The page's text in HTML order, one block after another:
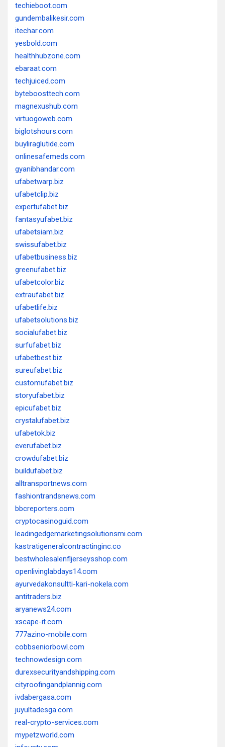
techieboot.com
gundembalikesir.com
itechar.com
yesbold.com
healthhubzone.com
ebaraat.com
techjuiced.com
byteboosttech.com
magnexushub.com
virtuogoweb.com
biglotshours.com
buyliraglutide.com
onlinesafemeds.com
gyanibhandar.com
ufabetwarp.biz
ufabetclip.biz
expertufabet.biz
fantasyufabet.biz
ufabetsiam.biz
swissufabet.biz
ufabetbusiness.biz
greenufabet.biz
ufabetcolor.biz
extraufabet.biz
ufabetlife.biz
ufabetsolutions.biz
socialufabet.biz
surfufabet.biz
ufabetbest.biz
sureufabet.biz
customufabet.biz
storyufabet.biz
epicufabet.biz
crystalufabet.biz
ufabetok.biz
everufabet.biz
crowdufabet.biz
buildufabet.biz
alltransportnews.com
fashiontrandsnews.com
bbcreporters.com
cryptocasinoguid.com
leadingedgemarketingsolutionsmi.com
kastratigeneralcontractinginc.co
bestwholesalenfljerseysshop.com
openlivinglabdays14.com
ayurvedakonsultti-kari-nokela.com
antitraders.biz
aryanews24.com
xscape-it.com
777azino-mobile.com
cobbseniorbowl.com
technowdesign.com
durexsecurityandshipping.com
cityroofingandplannig.com
ivdabergasa.com
juyultadesga.com
real-crypto-services.com
mypetzworld.com